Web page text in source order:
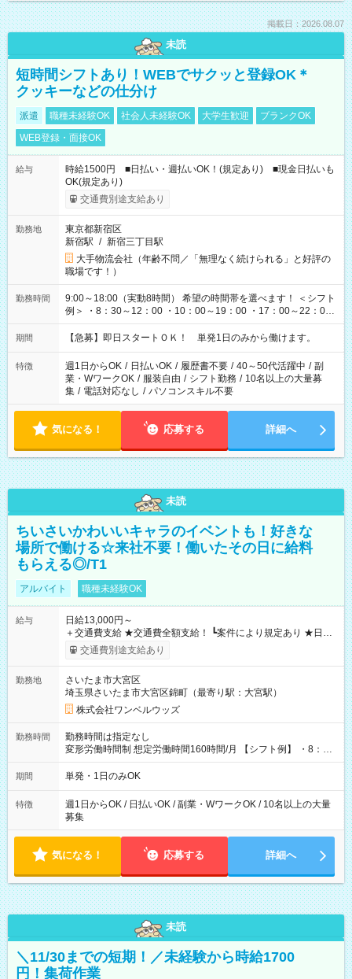
掲載日：2026.08.07
未読
短時間シフトあり！WEBでサクッと登録OK＊
クッキーなどの仕分け
派遣 職種未経験OK 社会人未経験OK 大学生歓迎
ブランクOK
WEB登録・面接OK
給与
時給1500円 ■日払い・週払いOK！(規定あり) ■現金日払いも
OK(規定あり)
交通費別途支給あり
勤務地
東京都新宿区
新宿駅 / 新宿三丁目駅
大手物流会社（年齢不問／「無理なく続けられる」と好評の
職場です！）
勤務時間
9:00～18:00（実動8時間） 希望の時間帯を選べます！ ＜シフト
例＞ ・8：30～12：00 ・10：00～19：00 ・17：00～22：00
・13：00～22：00 ・22：00～翌6：00 など
期間 【急募】即日スタートＯＫ！ 単発1日のみから働けます。
特徴 週1日からOK / 日払いOK / 履歴書不要 / 40～50代活躍中 / 副
業・WワークOK / 服装自由 / シフト勤務 / 10名以上の大量募
集 / 電話対応なし / パソコンスキル不要
気になる！ 応募する 詳細へ
未読
ちいさいかわいいキャラのイベントも！好きな
場所で働ける☆来社不要！働いたその日に給料
もらえる◎/T1
アルバイト 職種未経験OK
給与
日給13,000円～
＋交通費支給 ★交通費全額支給！ ┗案件により規定あり ★日払
いOK！（規定あり） ┗働いたその日に現金GET♪ お仕事後はコ
ンビニATMから 日払い分を引き落とせます！ 【試用期間】試
交通費別途支給あり
勤務地
さいたま市大宮区
埼玉県さいたま市大宮区錦町（最寄り駅：大宮駅）
株式会社ワンベルウッズ
勤務時間
勤務時間は指定なし
変形労働時間制 想定労働時間160時間/月 【シフト例】 ・8：00
～21：00
期間 単発・1日のみOK
特徴
週1日からOK / 日払いOK / 副業・WワークOK / 10名以上の大量
募集
気になる！ 応募する 詳細へ
未読
＼11/30までの短期！／未経験から時給1700
円！集荷作業